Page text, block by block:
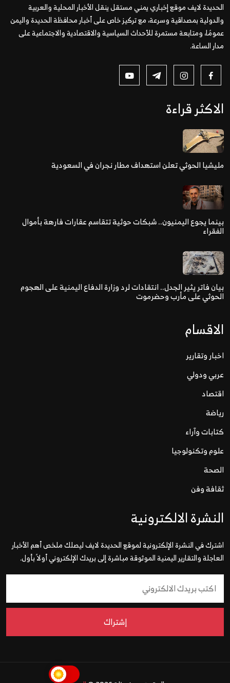
الحديدة لايف موقع إخباري يمني مستقل ينقل الأخبار المحلية والعربية
والدولية بمصداقية وسرعة، مع تركيز خاص على أخبار محافظة الحديدة واليمن
عمومًا، ومتابعة مستمرة للأحداث السياسية والاقتصادية والاجتماعية على
مدار الساعة.
الاكثر قراءة
مليشيا الحوثي تعلن استهداف مطار نجران في السعودية
بينما يجوع اليمنيون.. شبكات حوثية تتقاسم عقارات فارهة بأموال
الفقراء
بيان فاتر يثير الجدل.. انتقادات لرد وزارة الدفاع اليمنية على الهجوم
الحوثي على مأرب وحضرموت
الاقسام
اخبار وتقارير
عربي ودولي
اقتصاد
رياضة
كتابات وآراء
علوم وتكنولوجيا
الصحة
ثقافة وفن
النشرة الالكترونية
اشترك في النشرة الإلكترونية لموقع الحديدة لايف ليصلك ملخص أهم الأخبار
العاجلة والتقارير اليمنية الموثوقة مباشرة إلى بريدك الإلكتروني أولاً بأول.
إشتراك